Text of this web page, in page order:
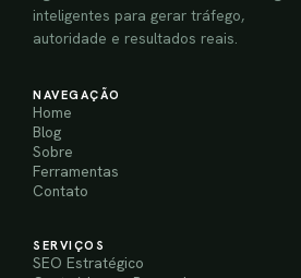
inteligentes para gerar tráfego,
autoridade e resultados reais.
NAVEGAÇÃO
Home
Blog
Sobre
Ferramentas
Contato
SERVIÇOS
SEO Estratégico